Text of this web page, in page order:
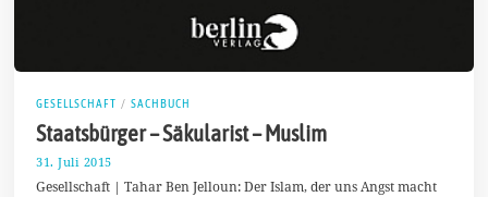
GESELLSCHAFT / SACHBUCH
Staatsbürger – Säkularist – Muslim
31. Juli 2015
Gesellschaft | Tahar Ben Jelloun: Der Islam, der uns Angst macht